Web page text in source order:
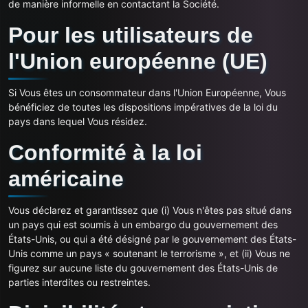
de manière informelle en contactant la Société.
Pour les utilisateurs de
l'Union européenne (UE)
Si Vous êtes un consommateur dans l'Union Européenne, Vous
bénéficiez de toutes les dispositions impératives de la loi du
pays dans lequel Vous résidez.
Conformité à la loi
américaine
Vous déclarez et garantissez que (i) Vous n'êtes pas situé dans
un pays qui est soumis à un embargo du gouvernement des
États-Unis, ou qui a été désigné par le gouvernement des États-
Unis comme un pays « soutenant le terrorisme », et (ii) Vous ne
figurez sur aucune liste du gouvernement des États-Unis de
parties interdites ou restreintes.